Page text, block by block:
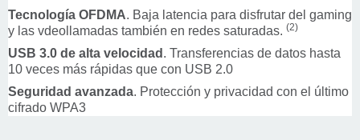
Tecnología OFDMA. Baja latencia para disfrutar del gaming
y las vdeollamadas también en redes saturadas. (2)
USB 3.0 de alta velocidad . Transferencias de datos hasta
10 veces más rápidas que con USB 2.0
Seguridad avanzada. Protección y privacidad con el último
cifrado WPA3